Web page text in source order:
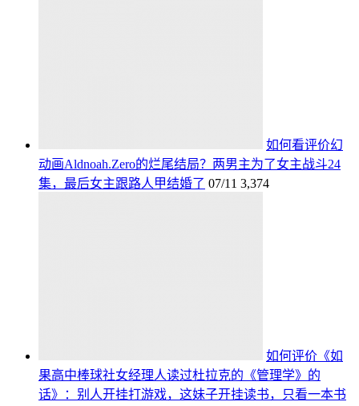
如何看评价幻
动画Aldnoah.Zero的烂尾结局？两男主为了女主战斗24
集，最后女主跟路人甲结婚了 07/11 3,374
如何评价《如
果高中棒球社女经理人读过杜拉克的《管理学》的
话》：别人开挂打游戏，这妹子开挂读书，只看一本书